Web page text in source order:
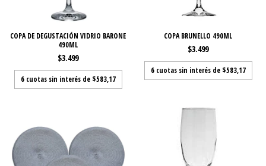
COPA DE DEGUSTACIÓN VIDRIO BARONE
490ML
$3.499
6 cuotas sin interés de $583,17
COPA BRUNELLO 490ML
$3.499
6 cuotas sin interés de $583,17